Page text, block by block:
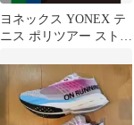
ヨネックス YONEX テ
ニス ポリツアー ストラ
STRIKE 硬式 ガット ス
トリング モノフィラメ
ント 部活 クラブ 練習
トレーニング 試合 大会